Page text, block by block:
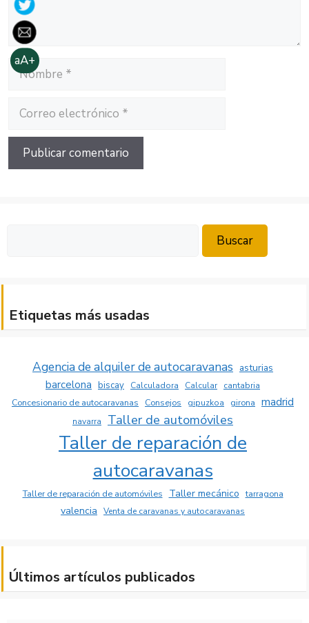
aA+
Nombre
Correo
electrónico
Buscar
Etiquetas más usadas
Agencia de alquiler de autocaravanas asturias
barcelona biscay Calculadora Calcular cantabria
Concesionario de autocaravanas Consejos gipuzkoa girona madrid
navarra Taller de automóviles
Taller de reparación de
autocaravanas
Taller de reparación de automóviles Taller mecánico tarragona
valencia Venta de caravanas y autocaravanas
Últimos artículos publicados